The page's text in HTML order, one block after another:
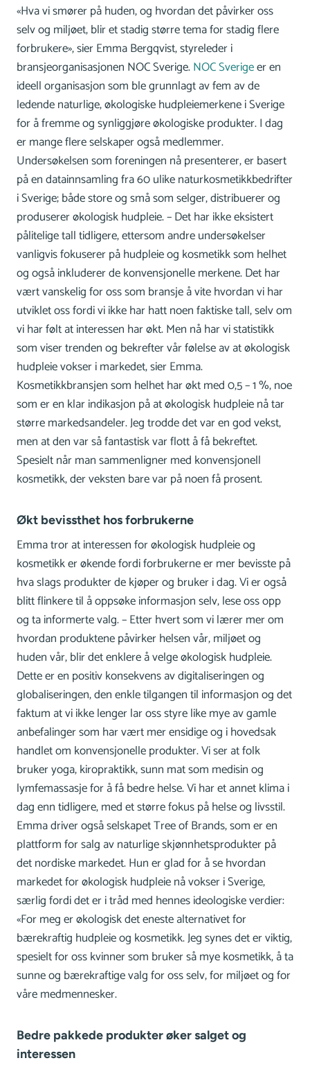
«Hva vi smører på huden, og hvordan det påvirker oss
selv og miljøet, blir et stadig større tema for stadig flere
forbrukere», sier Emma Bergqvist, styreleder i
bransjeorganisasjonen NOC Sverige.NOC Sverigeer en
ideell organisasjon som ble grunnlagt av fem av de
ledende naturlige, økologiske hudpleiemerkene i Sverige
for å fremme og synliggjøre økologiske produkter. I dag
er mange flere selskaper også medlemmer.
Undersøkelsen som foreningen nå presenterer, er basert
på en datainnsamling fra 60 ulike naturkosmetikkbedrifter
i Sverige; både store og små som selger, distribuerer og
produserer økologisk hudpleie. – Det har ikke eksistert
pålitelige tall tidligere, ettersom andre undersøkelser
vanligvis fokuserer på hudpleie og kosmetikk som helhet
og også inkluderer de konvensjonelle merkene. Det har
vært vanskelig for oss som bransje å vite hvordan vi har
utviklet oss fordi vi ikke har hatt noen faktiske tall, selv om
vi har følt at interessen har økt. Men nå har vi statistikk
som viser trenden og bekrefter vår følelse av at økologisk
hudpleie vokser i markedet, sier Emma.
Kosmetikkbransjen som helhet har økt med 0,5 – 1 %, noe
som er en klar indikasjon på at økologisk hudpleie nå tar
større markedsandeler. Jeg trodde det var en god vekst,
men at den var så fantastisk var flott å få bekreftet.
Spesielt når man sammenligner med konvensjonell
kosmetikk, der veksten bare var på noen få prosent.
Økt bevissthet hos forbrukerne
Emma tror at interessen for økologisk hudpleie og
kosmetikk er økende fordi forbrukerne er mer bevisste på
hva slags produkter de kjøper og bruker i dag. Vi er også
blitt flinkere til å oppsøke informasjon selv, lese oss opp
og ta informerte valg. – Etter hvert som vi lærer mer om
hvordan produktene påvirker helsen vår, miljøet og
huden vår, blir det enklere å velge økologisk hudpleie.
Dette er en positiv konsekvens av digitaliseringen og
globaliseringen, den enkle tilgangen til informasjon og det
faktum at vi ikke lenger lar oss styre like mye av gamle
anbefalinger som har vært mer ensidige og i hovedsak
handlet om konvensjonelle produkter. Vi ser at folk
bruker yoga, kiropraktikk, sunn mat som medisin og
lymfemassasje for å få bedre helse. Vi har et annet klima i
dag enn tidligere, med et større fokus på helse og livsstil.
Emma driver også selskapet Tree of Brands, som er en
plattform for salg av naturlige skjønnhetsprodukter på
det nordiske markedet. Hun er glad for å se hvordan
markedet for økologisk hudpleie nå vokser i Sverige,
særlig fordi det er i tråd med hennes ideologiske verdier:
«For meg er økologisk det eneste alternativet for
bærekraftig hudpleie og kosmetikk. Jeg synes det er viktig,
spesielt for oss kvinner som bruker så mye kosmetikk, å ta
sunne og bærekraftige valg for oss selv, for miljøet og for
våre medmennesker.
Bedre pakkede produkter øker salget og
interessen